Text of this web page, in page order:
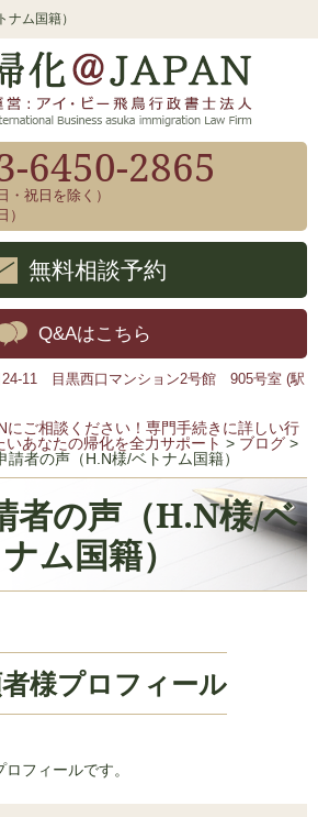
ム国籍）
6450-2865
・祝日を除く）
）
無料相談予約
Q&Aはこちら
24-11 目黒西口マンション2号館 905号室 (駅
にご相談ください！専門手続きに詳しい行
あなたの帰化を全力サポート > ブログ >
請者の声（H.N様/ベトナム国籍）
者の声（H.N様/ベ
ナム国籍）
様プロフィール
フィールです。